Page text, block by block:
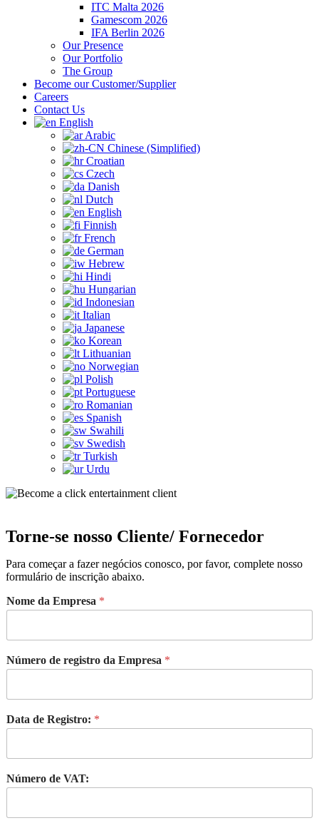
ITC Malta 2026
Gamescom 2026
IFA Berlin 2026
Our Presence
Our Portfolio
The Group
Become our Customer/Supplier
Careers
Contact Us
English
Arabic
Chinese (Simplified)
Croatian
Czech
Danish
Dutch
English
Finnish
French
German
Hebrew
Hindi
Hungarian
Indonesian
Italian
Japanese
Korean
Lithuanian
Norwegian
Polish
Portuguese
Romanian
Spanish
Swahili
Swedish
Turkish
Urdu
Torne-se nosso Cliente/ Fornecedor
Para começar a fazer negócios conosco, por favor, complete nosso
formulário de inscrição abaixo.
Nome da Empresa *
Número de registro da Empresa *
Data de Registro: *
Número de VAT: